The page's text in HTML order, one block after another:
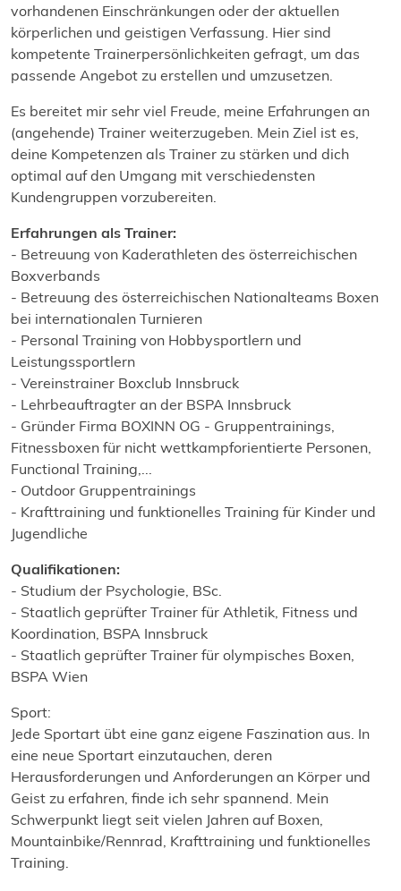
vorhandenen Einschränkungen oder der aktuellen
körperlichen und geistigen Verfassung. Hier sind
kompetente Trainerpersönlichkeiten gefragt, um das
passende Angebot zu erstellen und umzusetzen.
Es bereitet mir sehr viel Freude, meine Erfahrungen an
(angehende) Trainer weiterzugeben. Mein Ziel ist es,
deine Kompetenzen als Trainer zu stärken und dich
optimal auf den Umgang mit verschiedensten
Kundengruppen vorzubereiten.
Erfahrungen als Trainer:
- Betreuung von Kaderathleten des österreichischen
Boxverbands
- Betreuung des österreichischen Nationalteams Boxen
bei internationalen Turnieren
- Personal Training von Hobbysportlern und
Leistungssportlern
- Vereinstrainer Boxclub Innsbruck
- Lehrbeauftragter an der BSPA Innsbruck
- Gründer Firma BOXINN OG - Gruppentrainings,
Fitnessboxen für nicht wettkampforientierte Personen,
Functional Training,...
- Outdoor Gruppentrainings
- Krafttraining und funktionelles Training für Kinder und
Jugendliche
Qualifikationen:
- Studium der Psychologie, BSc.
- Staatlich geprüfter Trainer für Athletik, Fitness und
Koordination, BSPA Innsbruck
- Staatlich geprüfter Trainer für olympisches Boxen,
BSPA Wien
Sport:
Jede Sportart übt eine ganz eigene Faszination aus. In
eine neue Sportart einzutauchen, deren
Herausforderungen und Anforderungen an Körper und
Geist zu erfahren, finde ich sehr spannend. Mein
Schwerpunkt liegt seit vielen Jahren auf Boxen,
Mountainbike/Rennrad, Krafttraining und funktionelles
Training.